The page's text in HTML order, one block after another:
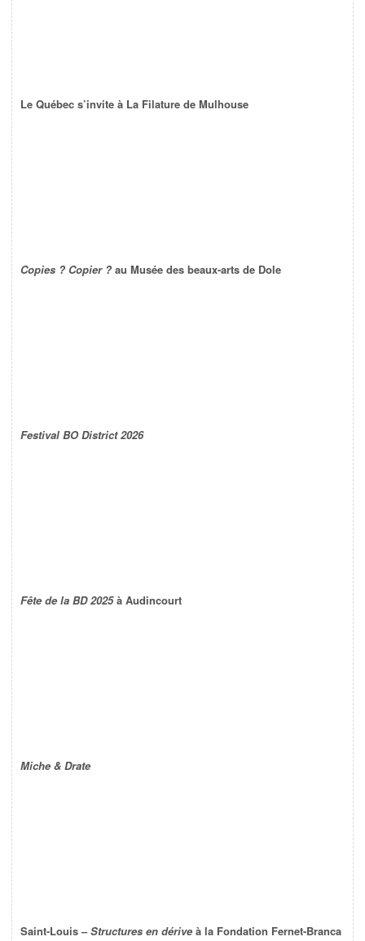
Le Québec s’invite à La Filature de Mulhouse
Copies ? Copier ? au Musée des beaux-arts de Dole
Festival BO District 2026
Fête de la BD 2025à Audincourt
Miche & Drate
Saint-Louis –Structures en dérive à la Fondation Fernet-Branca